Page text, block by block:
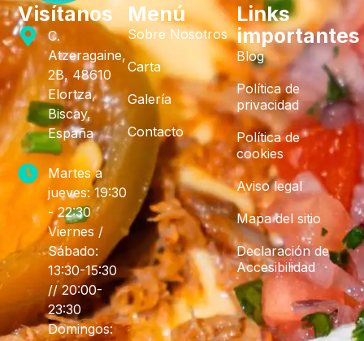
Visítanos
C.
Atzeragaine,
2B, 48610
Elortza,
Biscay,
España
Martes a
jueves: 19:30
- 22:30
Viernes /
Sábado:
13:30-15:30
// 20:00-
23:30
Domingos:
Menú
Sobre Nosotros
Carta
Galería
Contacto
Links
importantes
Blog
Política de
privacidad
Política de
cookies
Aviso legal
Mapa del sitio
Declaración de
Accesibilidad